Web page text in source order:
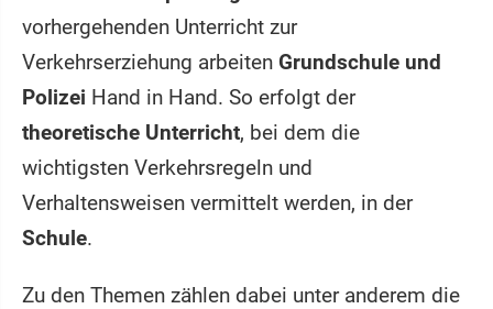
vorhergehenden Unterricht zur
Verkehrserziehung arbeiten Grundschule und
Polizei Hand in Hand. So erfolgt der
theoretische Unterricht, bei dem die
wichtigsten Verkehrsregeln und
Verhaltensweisen vermittelt werden, in der
Schule.
Zu den Themen zählen dabei unter anderem die